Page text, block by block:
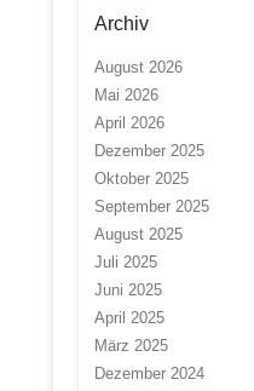
Archiv
August 2026
Mai 2026
April 2026
Dezember 2025
Oktober 2025
September 2025
August 2025
Juli 2025
Juni 2025
April 2025
März 2025
Dezember 2024